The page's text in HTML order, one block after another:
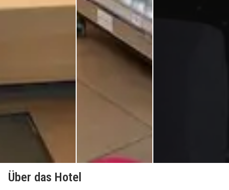
Über das Hotel